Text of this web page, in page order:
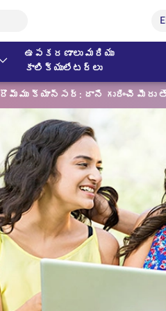
ఉపకరణాలు మరియు
కాలిక్యులేటర్లు
రొమ్ము క్యాన్సర్: దాని గురించి మీరు